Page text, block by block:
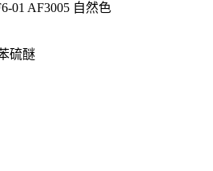
01 AF3005 自然色
硫醚